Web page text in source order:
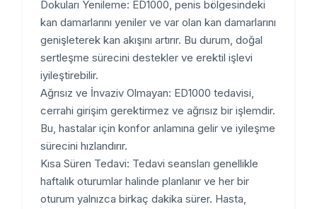
Dokuları Yenileme: ED1000, penis bölgesindeki
kan damarlarını yeniler ve var olan kan damarlarını
genişleterek kan akışını artırır. Bu durum, doğal
sertleşme sürecini destekler ve erektil işlevi
iyileştirebilir.
Ağrısız ve İnvaziv Olmayan: ED1000 tedavisi,
cerrahi girişim gerektirmez ve ağrısız bir işlemdir.
Bu, hastalar için konfor anlamına gelir ve iyileşme
sürecini hızlandırır.
Kısa Süren Tedavi: Tedavi seansları genellikle
haftalık oturumlar halinde planlanır ve her bir
oturum yalnızca birkaç dakika sürer. Hasta,